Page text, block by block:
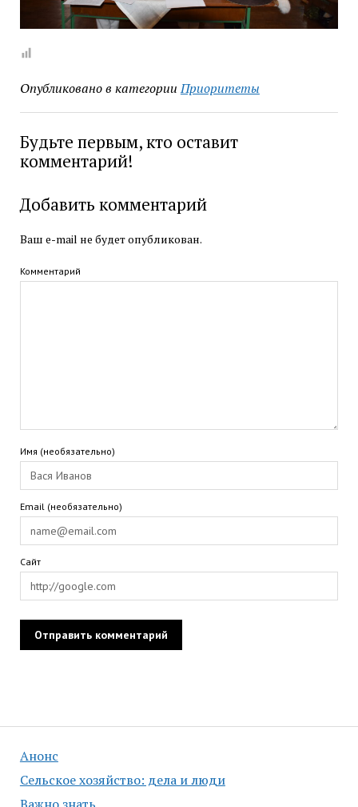
Анонс
Сельское хозяйство: дела и люди
Опубликовано в категории Приоритеты
Будьте первым, кто оставит
комментарий!
Добавить комментарий
Ваш e-mail не будет опубликован.
Комментарий
Имя (необязательно)
Email (необязательно)
Сайт